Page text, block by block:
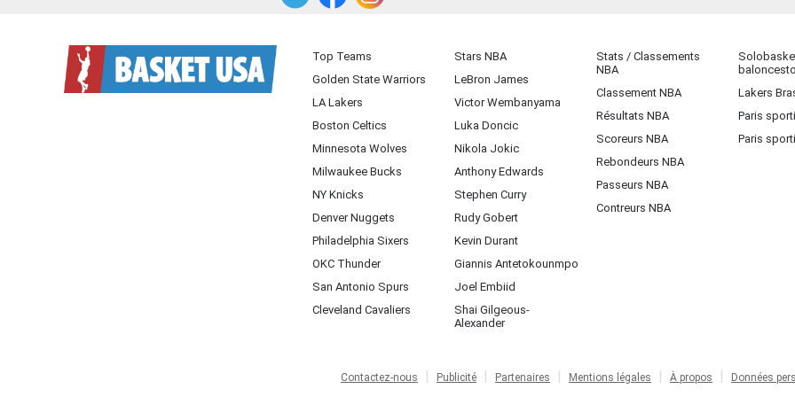
Top Teams
Golden State Warriors
LA Lakers
Boston Celtics
Minnesota Wolves
Milwaukee Bucks
NY Knicks
Denver Nuggets
Philadelphia Sixers
OKC Thunder
San Antonio Spurs
Cleveland Cavaliers
Stars NBA
LeBron James
Victor Wembanyama
Luka Doncic
Nikola Jokic
Anthony Edwards
Stephen Curry
Rudy Gobert
Kevin Durant
Giannis Antetokounmpo
Joel Embiid
Shai Gilgeous-
Alexander
Stats / Classements
NBA
Classement NBA
Résultats NBA
Scoreurs NBA
Rebondeurs NBA
Passeurs NBA
Contreurs NBA
Lakers
Paris
Paris
Contactez-nous Publicité Partenaires Mentions légales À propos Données